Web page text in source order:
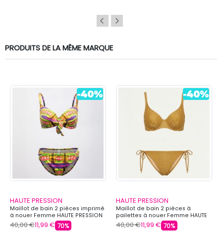
PRODUITS DE LA MÊME MARQUE
HAUTE PRESSION
Maillot de bain 2 pièces imprimé
à nouer Femme HAUTE PRESSION
40,00 €11,99 € 70%
HAUTE PRESSION
Maillot de bain 2 pièces à
pailettes à nouer Femme HAUTE
PRESSION
40,00 €11,99 € 70%